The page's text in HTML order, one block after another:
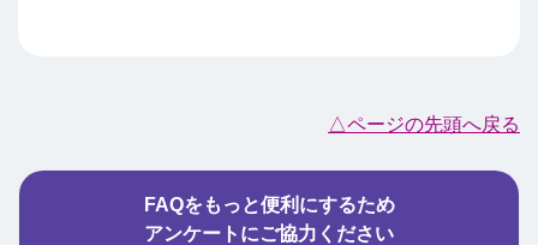
△ページの先頭へ戻る
FAQをもっと便利にするため
アンケートにご協力ください